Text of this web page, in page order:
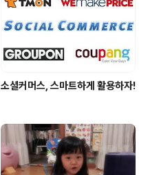
소셜커머스, 스마트하게 활용하자!